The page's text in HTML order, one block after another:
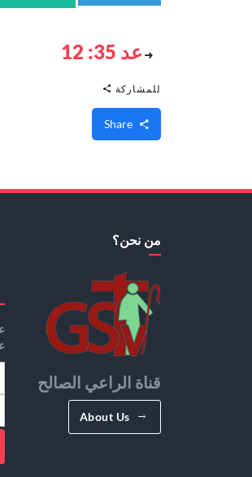
عد 35: 12
للمشاركة
من نحن؟
قناة الراعي الصالح
About Us